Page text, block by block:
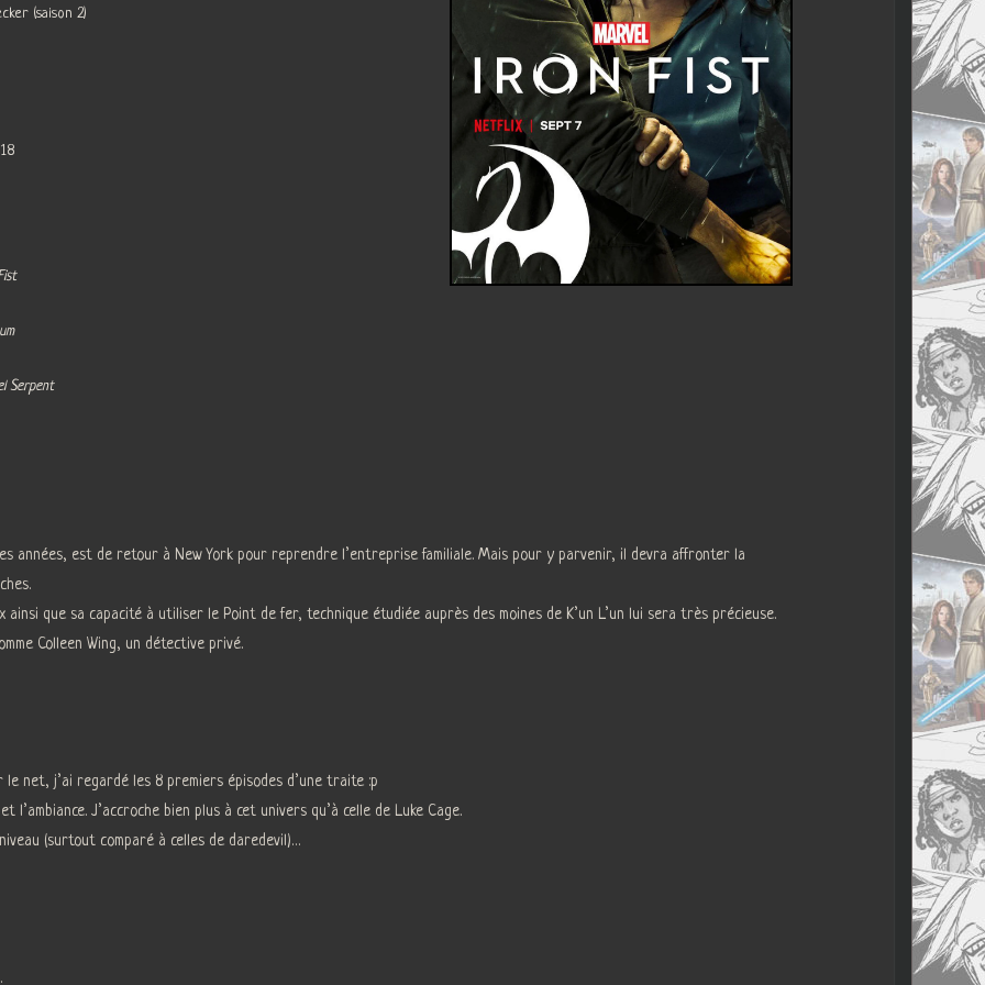
(saison 2)
Serpent
années, est de retour à New York pour reprendre l’entreprise familiale. Mais pour y parvenir, il devra affronter la
ainsi que sa capacité à utiliser le Point de fer, technique étudiée auprès des moines de K’un L’un lui sera très précieuse.
Colleen Wing, un détective privé.
net, j’ai regardé les 8 premiers épisodes d’une traite :p
l’ambiance. J’accroche bien plus à cet univers qu’à celle de Luke Cage.
(surtout comparé à celles de daredevil)…